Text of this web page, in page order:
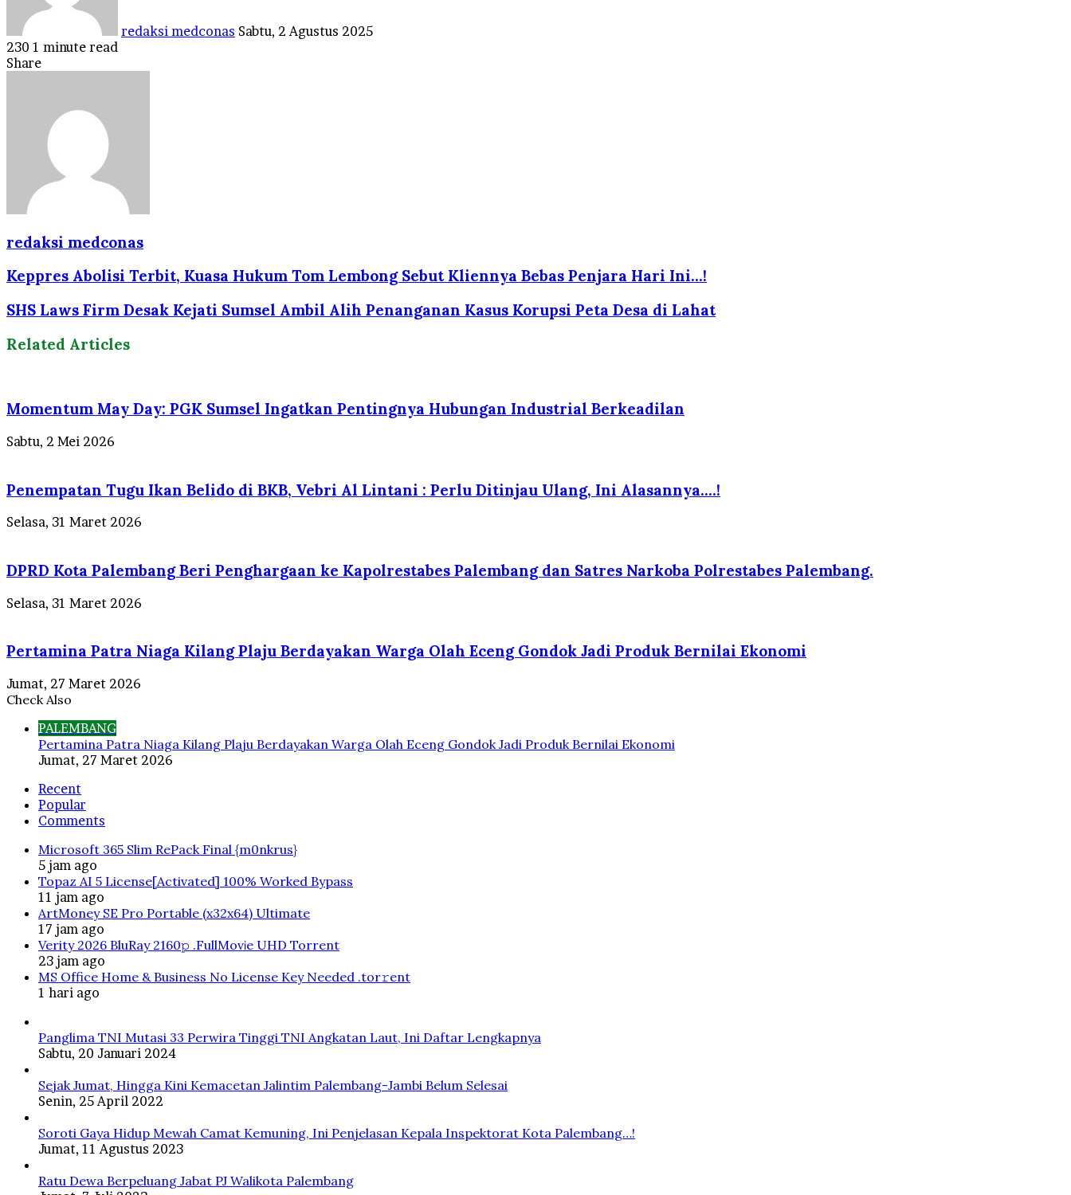
redaksi medconas Sabtu, 2 Agustus 2025
230 1 minute read
Facebook
Twitter
LinkedIn
Tumblr
Pinterest
Reddit
VKontakte
Odnoklassniki
Pocket
Share
redaksi medconas
Keppres Abolisi Terbit, Kuasa Hukum Tom Lembong Sebut Kliennya Bebas Penjara Hari Ini...!
SHS Laws Firm Desak Kejati Sumsel Ambil Alih Penanganan Kasus Korupsi Peta Desa di Lahat
Related Articles
Momentum May Day: PGK Sumsel Ingatkan Pentingnya Hubungan Industrial Berkeadilan
Sabtu, 2 Mei 2026
Penempatan Tugu Ikan Belido di BKB, Vebri Al Lintani : Perlu Ditinjau Ulang, Ini Alasannya….!
Selasa, 31 Maret 2026
DPRD Kota Palembang Beri Penghargaan ke Kapolrestabes Palembang dan Satres Narkoba Polrestabes Palembang.
Selasa, 31 Maret 2026
Pertamina Patra Niaga Kilang Plaju Berdayakan Warga Olah Eceng Gondok Jadi Produk Bernilai Ekonomi
Jumat, 27 Maret 2026
Check Also
PALEMBANG
Pertamina Patra Niaga Kilang Plaju Berdayakan Warga Olah Eceng Gondok Jadi Produk Bernilai Ekonomi
Jumat, 27 Maret 2026
Recent
Popular
Comments
Microsoft 365 Slim RePack Final {m0nkrus}
5 jam ago
Topaz AI 5 License[Activated] 100% Worked Bypass
11 jam ago
ArtMoney SE Pro Portable (x32x64) Ultimate
17 jam ago
Verity 2026 BluRay 2160𝚙 .FullMov𝗂e UHD Torrent
23 jam ago
MS Office Home & Business No License Key Needed .tоr𝚛еnt
1 hari ago
Panglima TNI Mutasi 33 Perwira Tinggi TNI Angkatan Laut, Ini Daftar Lengkapnya
Sabtu, 20 Januari 2024
Sejak Jumat, Hingga Kini Kemacetan Jalintim Palembang-Jambi Belum Selesai
Senin, 25 April 2022
Soroti Gaya Hidup Mewah Camat Kemuning, Ini Penjelasan Kepala Inspektorat Kota Palembang…!
Jumat, 11 Agustus 2023
Ratu Dewa Berpeluang Jabat PJ Walikota Palembang